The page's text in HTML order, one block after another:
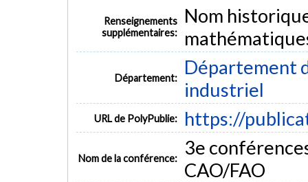
Renseignements
supplémentaires:
Nom
Département:
Département
industriel
URL de PolyPublie: https://
Nom de la conférence:
3e
CAO/FAO